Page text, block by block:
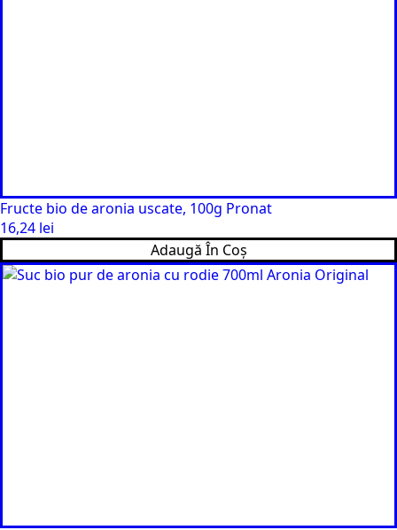
Fructe bio de aronia uscate, 100g Pronat
16,24 lei
Adaugă În Coș